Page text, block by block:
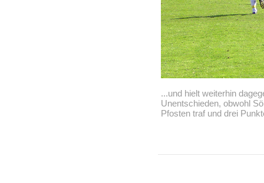
...und hielt weiterhin
Unentschieden, obwohl
Pfosten traf und drei